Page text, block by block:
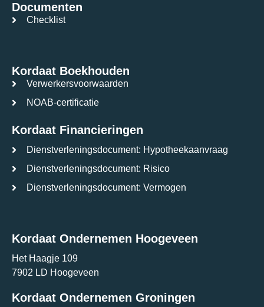
Documenten
Checklist
Kordaat Boekhouden
Verwerkersvoorwaarden
NOAB-certificatie
Kordaat Financieringen
Dienstverleningsdocument: Hypotheekaanvraag
Dienstverleningsdocument: Risico
Dienstverleningsdocument: Vermogen
Kordaat Ondernemen Hoogeveen
Het Haagje 109
7902 LD Hoogeveen
Kordaat Ondernemen Groningen